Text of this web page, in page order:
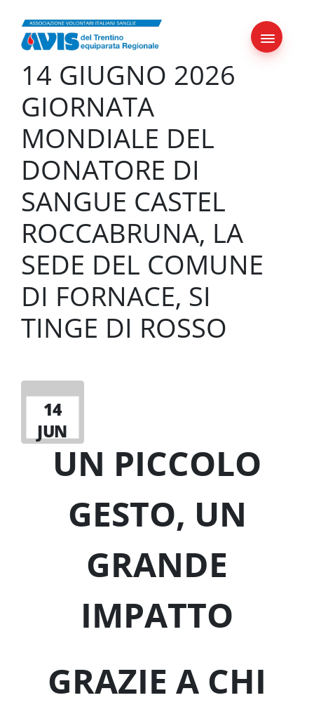
Skip
content
14 GIUGNO 2026
GIORNATA
MONDIALE DEL
DONATORE DI
SANGUE CASTEL
ROCCABRUNA, LA
SEDE DEL COMUNE
DI FORNACE, SI
TINGE DI ROSSO
14
JUN
UN PICCOLO
GESTO, UN
GRANDE
IMPATTO
GRAZIE A CHI